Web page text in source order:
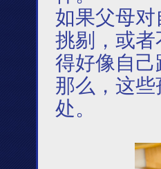
如果父母
挑剔，或
得好像自
那么，这
处。